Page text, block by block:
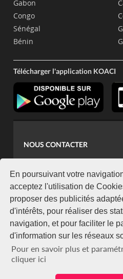
En poursuivant votre
acceptez l'utilisation de
proposer des publicités
d'intérêts, pour réaliser des
navigation, et pour faciliter le
d'information sur les réseaux
Pour en savoir plus et
cliquer ici
Gabon
Congo
Sénégal
Bénin
Télécharger l'application KOACI
NOUS CONTACTER
koaci@yahoo.fr
+225 07 08 85 52 93
NEWSLETTER
Restez connecté via notre
S'abonner
Se désabonner